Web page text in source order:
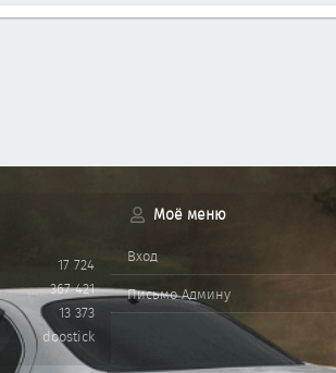
17 724
367 421
13 373
doostick
Моё меню
Вход
Письмо Админу